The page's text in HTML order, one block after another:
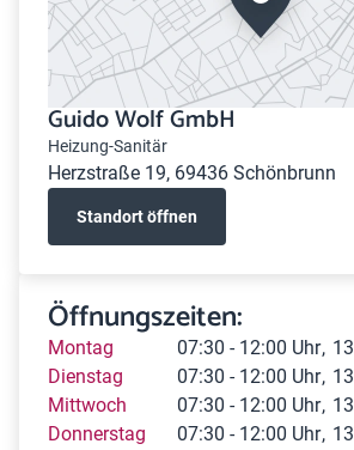
Guido Wolf GmbH
Heizung-Sanitär
Herzstraße 19, 69436 Schönbrunn
Standort öffnen
Öffnungszeiten:
Montag 07:30 - 12:00 Uhr
Dienstag
07:30 - 12:00 Uhr
Mittwoch
07:30 - 12:00 Uhr
Donnerstag
07:30 - 12:00 Uhr